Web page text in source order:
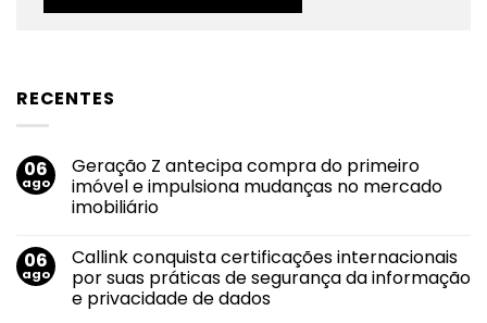
RECENTES
06
ago
Geração Z antecipa compra do primeiro
imóvel e impulsiona mudanças no mercado
imobiliário
em
Geração
Z
antecipa
compra
06
ago
Callink conquista certificações internacionais
por suas práticas de segurança da informação
e privacidade de dados